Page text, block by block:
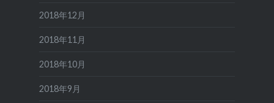
2018年12月
2018年11月
2018年10月
2018年9月